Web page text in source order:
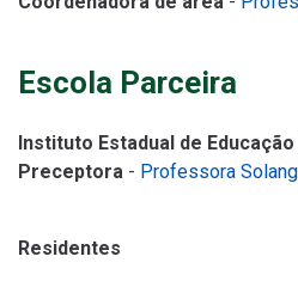
Escola Parceira
Instituto Estadual de
Preceptora - Professora
Residentes